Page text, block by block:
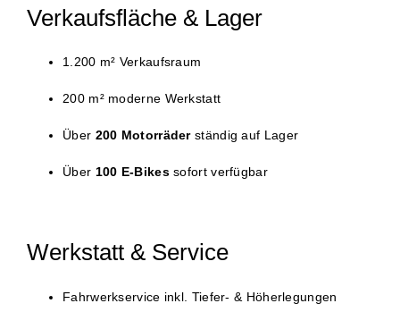
Verkaufsfläche & Lager
1.200 m² Verkaufsraum
200 m² moderne Werkstatt
Über 200 Motorräderständig auf Lager
Über 100 E-Bikessofort verfügbar
Werkstatt & Service
Fahrwerkservice inkl. Tiefer- & Höherlegungen